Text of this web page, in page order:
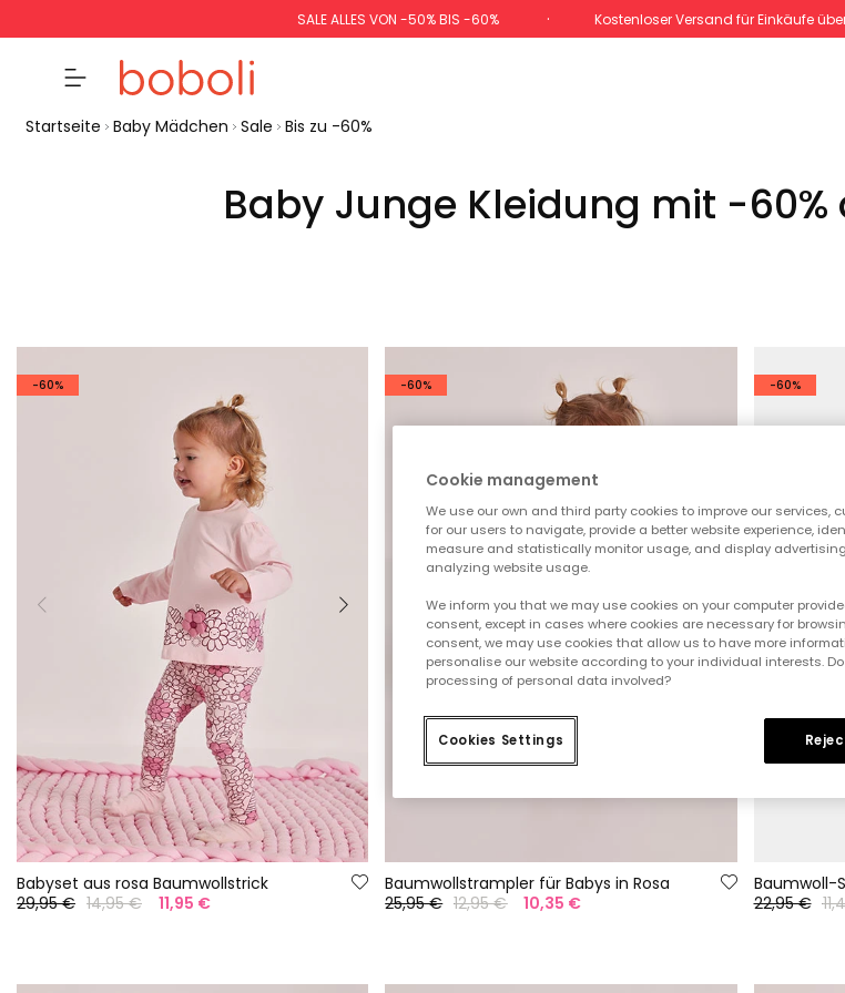
SALE ALLES VON -50% BIS -60% Kostenloser Versand für Einkäufe
Startseite Baby Mädchen Sale Bis zu -60%
Baby Junge Kleidung mit -
-60%
Babyset aus rosa Baumwollstrick
29,95 € 14,95 € 11,95 €
-60%
Baumwollstrampler für Babys in Rosa
25,95 € 12,95 € 10,35 €
-60%
22,95 €
Cookie management
We use our own and third party cookies to improve our services,
for our users to navigate, provide a better website experience,
measure and statistically monitor usage, and display
analyzing website usage.
We inform you that we may use cookies on your computer
consent, except in cases where cookies are necessary for
consent, we may use cookies that allow us to have more
personalise our website according to your individual interests.
processing of personal data involved?
Cookies Settings